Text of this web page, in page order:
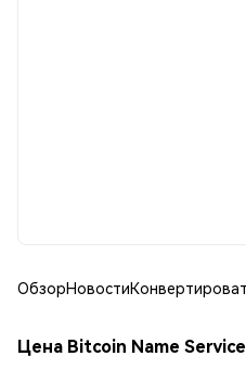
ОбзорНовости
Цена Bitcoin Name